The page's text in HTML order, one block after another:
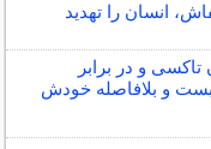
انسان را تهدید
و در برابر
بست و بلافاصله خودش